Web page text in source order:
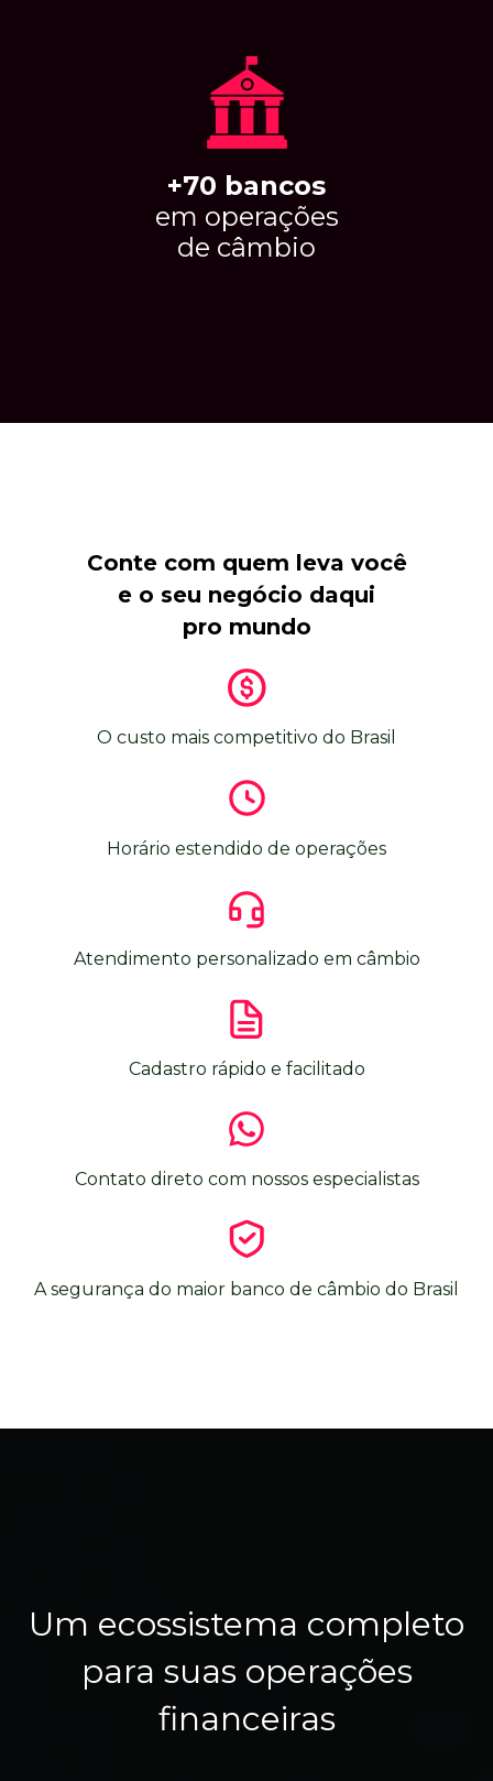
+70 bancos
em operações
de câmbio
Conte com quem leva você
e o seu negócio daqui
pro mundo
O custo mais competitivo do Brasil
Horário estendido de operações
Atendimento personalizado em câmbio
Cadastro rápido e facilitado
Contato direto com nossos especialistas
A segurança do maior banco de câmbio do Brasil
Um ecossistema completo
para suas operações
financeiras